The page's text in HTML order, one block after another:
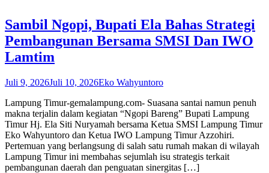
Sambil Ngopi, Bupati Ela Bahas Strategi
Pembangunan Bersama SMSI Dan IWO
Lamtim
Juli 9, 2026Juli 10, 2026Eko Wahyuntoro
Lampung Timur-gemalampung.com- Suasana santai namun penuh
makna terjalin dalam kegiatan “Ngopi Bareng” Bupati Lampung
Timur Hj. Ela Siti Nuryamah bersama Ketua SMSI Lampung Timur
Eko Wahyuntoro dan Ketua IWO Lampung Timur Azzohiri.
Pertemuan yang berlangsung di salah satu rumah makan di wilayah
Lampung Timur ini membahas sejumlah isu strategis terkait
pembangunan daerah dan penguatan sinergitas […]